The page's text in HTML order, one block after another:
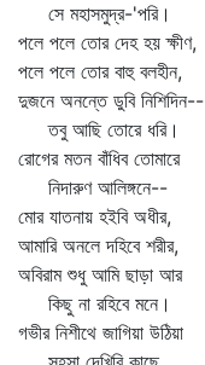
সে মহাসমুদ্র-'পরি।
পলে পলে তোর দেহ হয় ক্ষীণ,
পলে পলে তোর বাহু বলহীন,
দুজনে অনন্তে ডুবি নিশিদিন--
তবু আছি তোরে ধরি।
রোগের মতন বাঁধিব তোমারে
নিদারুণ আলিঙ্গনে--
মোর যাতনায় হইবি অধীর,
আমারি অনলে দহিবে শরীর,
অবিরাম শুধু আমি ছাড়া আর
কিছু না রহিবে মনে।
গভীর নিশীথে জাগিয়া উঠিয়া